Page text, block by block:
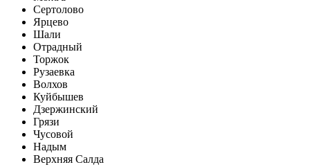
Сертолово
Ярцево
Шали
Отрадный
Торжок
Рузаевка
Волхов
Куйбышев
Дзержинский
Грязи
Чусовой
Надым
Верхняя Салда